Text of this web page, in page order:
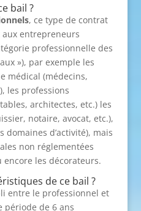
bail ?
, ce type de contrat
aux entrepreneurs
professionnelle des
»), par exemple les
médical (médecins,
les professions
architectes, etc.) les
notaire, avocat, etc.),
domaines d’activité), mais
non réglementées
les décorateurs.
de ce bail ?
entre le professionnel et
période de 6 ans